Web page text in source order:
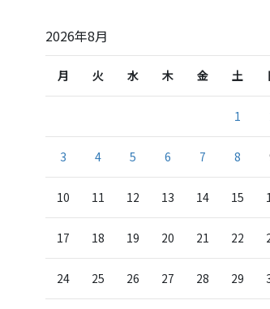
2026年8月
月 火 水 木 金 土
1
3 4 5 6 7 8
10 11 12 13 14 15
17 18 19 20 21 22
24 25 26 27 28 29